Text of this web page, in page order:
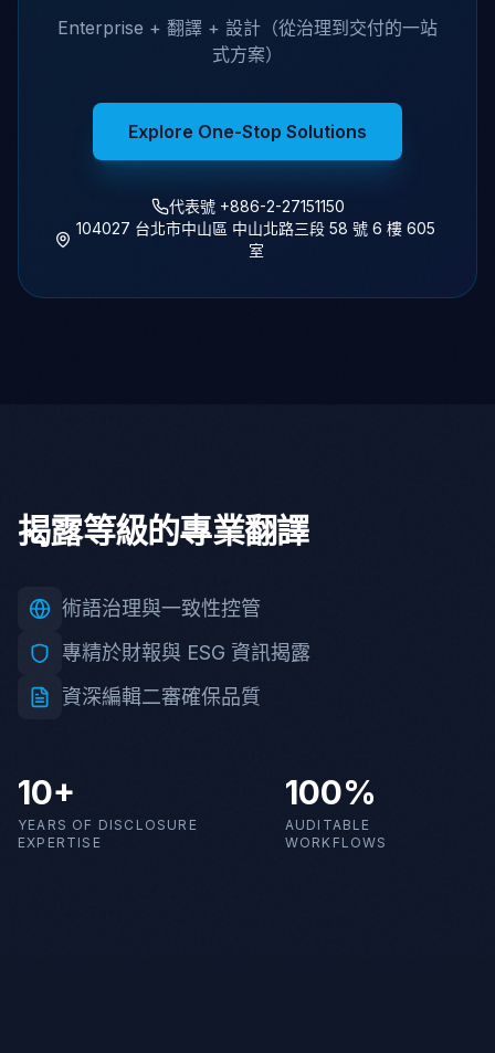
Enterprise + 翻譯 + 設計（從治理到交付的一站
式方案）
Explore One-Stop Solutions
代表號 +886-2-27151150
104027 台北市中山區 中山北路三段 58 號 6 樓 605
室
揭露等級的專業翻譯
術語治理與一致性控管
專精於財報與 ESG 資訊揭露
資深編輯二審確保品質
10+
YEARS OF DISCLOSURE
EXPERTISE
100%
AUDITABLE
WORKFLOWS